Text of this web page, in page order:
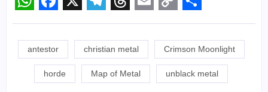
WhatsApp
Facebook
X Telegram
Threads
Email
Copy
Link
Share
antestor christian metal Crimson Moonlight
horde Map of Metal unblack metal